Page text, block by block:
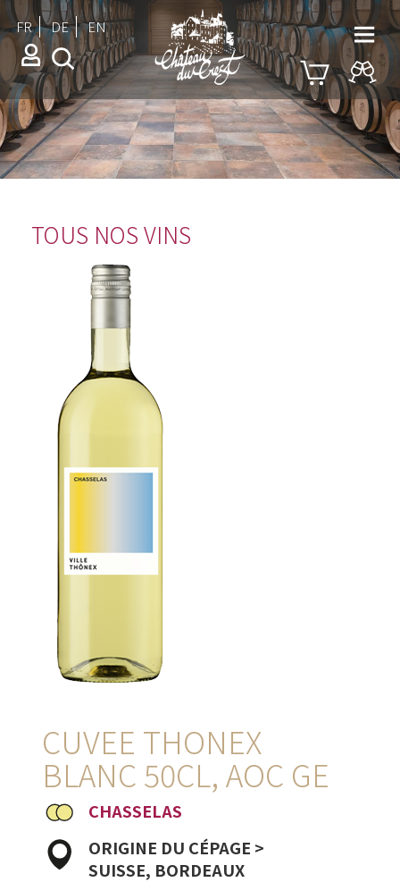
FR DE EN
TOUS NOS VINS
CUVEE THONEX
BLANC 50CL, AOC GE
CHASSELAS
ORIGINE DU CÉPAGE >
SUISSE, BORDEAUX